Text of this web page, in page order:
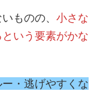
ものの、 小さな
いう要素がかな
・逃げやすくな